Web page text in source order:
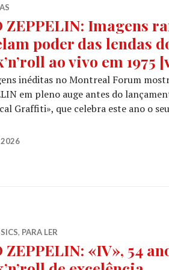
ZEPPELIN: Imagens
poder das lendas
ao vivo em 1975
inéditas no Montreal Forum
em pleno auge antes do
Graffiti», que celebra este ano o
Imagens raras revelam
2026
, PARA LER
ZEPPELIN: «IV», 54